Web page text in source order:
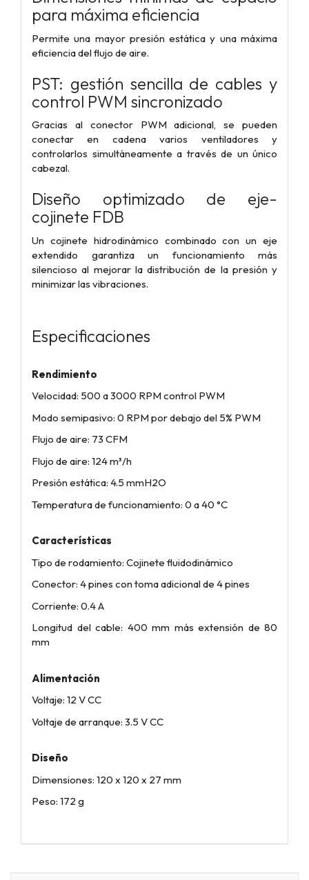
para máxima eficiencia
Permite una mayor presión estática y una máxima
eficiencia del flujo de aire.
PST: gestión sencilla de cables y
control PWM sincronizado
Gracias al conector PWM adicional, se pueden
conectar en cadena varios ventiladores y
controlarlos simultáneamente a través de un único
cabezal.
Diseño optimizado de eje-
cojinete FDB
Un cojinete hidrodinámico combinado con un eje
extendido garantiza un funcionamiento más
silencioso al mejorar la distribución de la presión y
minimizar las vibraciones.
Especificaciones
Rendimiento
Velocidad: 500 a 3000 RPM control PWM
Modo semipasivo: 0 RPM por debajo del 5% PWM
Flujo de aire: 73 CFM
Flujo de aire: 124 m³/h
Presión estática: 4.5 mmH2O
Temperatura de funcionamiento: 0 a 40 °C
Características
Tipo de rodamiento: Cojinete fluidodinámico
Conector: 4 pines con toma adicional de 4 pines
Corriente: 0.4 A
Longitud del cable: 400 mm más extensión de 80
mm
Alimentación
Voltaje: 12 V CC
Voltaje de arranque: 3.5 V CC
Diseño
Dimensiones: 120 x 120 x 27 mm
Peso: 172 g